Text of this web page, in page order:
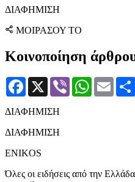
ΔΙΑΦΗΜΙΣΗ
ΜΟΙΡΑΣΟΥ ΤΟ
Κοινοποίηση
Facebook
X Viber WhatsApp
Email
ΔΙΑΦΗΜΙΣΗ
ΔΙΑΦΗΜΙΣΗ
ENIKOS
Όλες οι ειδήσεις από την